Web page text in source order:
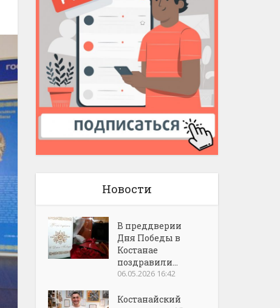
Новости
В преддверии
Дня Победы в
Костанае
поздравили...
06.05.2026 16:42
Костанайский